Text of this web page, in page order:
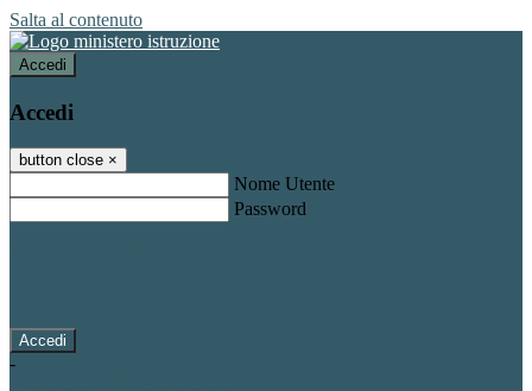
Salta al contenuto
Accedi
Accedi
button close ×
Nome Utente
Password
-